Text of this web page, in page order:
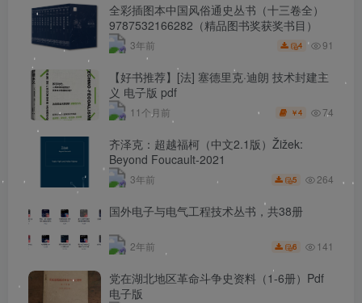
全彩插图本中国风俗通史丛书（十三卷全）
9787532166282（精品图书奖获奖书目）
3年前 4 91
【好书推荐】[法] 塞德里克·迪朗 技术封建主
义 电子版 pdf
11个月前 ￥4 74
齐泽克：超越福柯（中文2.1版）Žižek:
Beyond Foucault-2021
3年前 5 264
国外电子与电气工程技术丛书，共38册
2年前 6 141
党在湖北地区革命斗争史资料（1-6册）Pdf
电子版